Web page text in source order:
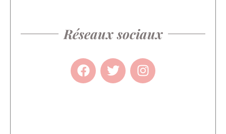
Réseaux sociaux